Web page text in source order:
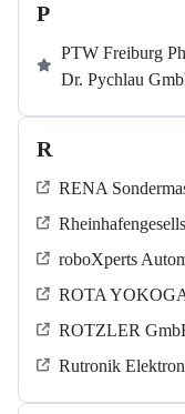
P
PTW Freiburg
Dr. Pychlau
R
RENA
roboXperts
ROTA
ROTZLER
Rutronik